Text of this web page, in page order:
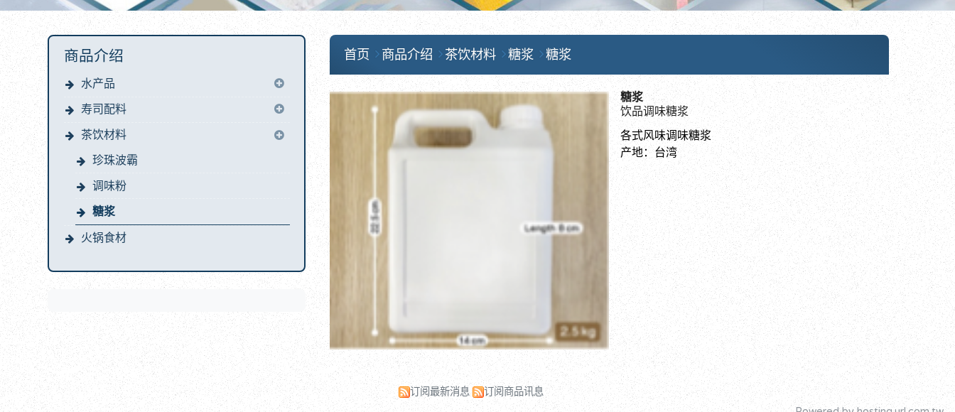
商品介绍
水产品
寿司配料
茶饮材料
珍珠波霸
调味粉
糖浆
火锅食材
首页 商品介绍 茶饮材料 糖浆 糖浆
糖浆
饮品调味糖浆
各式风味调味糖浆
产地：台湾
订阅最新消息
订阅商品讯息